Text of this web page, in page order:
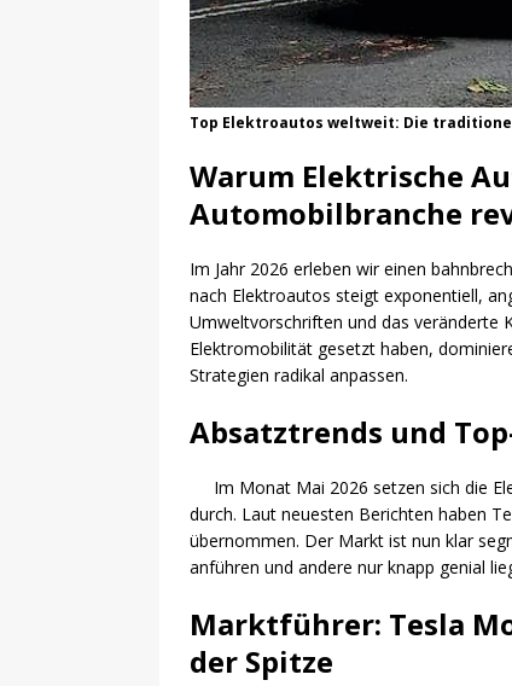
Top Elektroautos weltweit: Die
Warum Elektrische
Automobilbranche
Im Jahr 2026 erleben wir einen
nach Elektroautos steigt exponentiell,
Umweltvorschriften und das veränderte
Elektromobilität gesetzt haben,
Strategien radikal anpassen.
Absatztrends und
Im Monat Mai 2026 setzen sich die
durch. Laut neuesten Berichten haben
übernommen. Der Markt ist nun klar
anführen und andere nur knapp genial
Marktführer: Tesla
der Spitze